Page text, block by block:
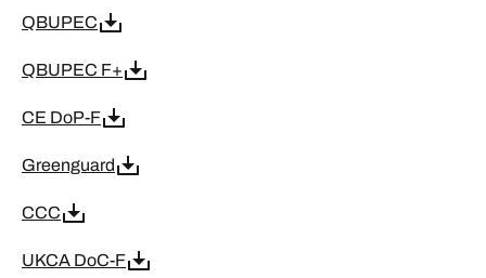
QBUPEC
QBUPEC F+
CE DoP-F
Greenguard
CCC
UKCA DoC-F